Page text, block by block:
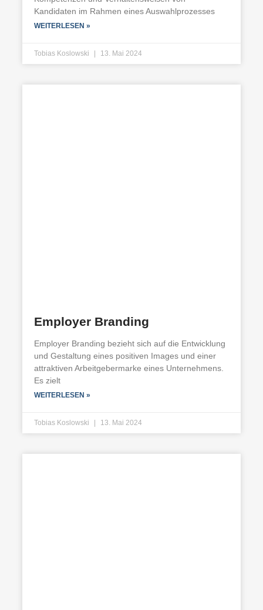
Kandidaten im Rahmen eines Auswahlprozesses
WEITERLESEN »
Tobias Koslowski 13. Mai 2024
Employer Branding
Employer Branding bezieht sich auf die Entwicklung
und Gestaltung eines positiven Images und einer
attraktiven Arbeitgebermarke eines Unternehmens.
Es zielt
WEITERLESEN »
Tobias Koslowski 13. Mai 2024